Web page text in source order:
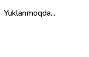
Yuklanmoqda...